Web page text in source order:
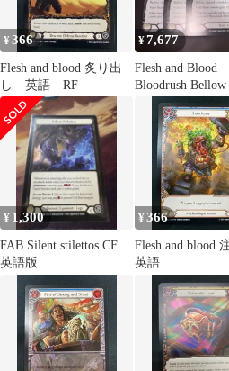
¥366
Flesh and blood 炙り出
し 英語 RF
¥7,677
Flesh and Blood
Bloodrush Bellow
¥ 1,300
FAB Silent stilettos CF
英語版
¥366
Flesh and blood 注油
英語